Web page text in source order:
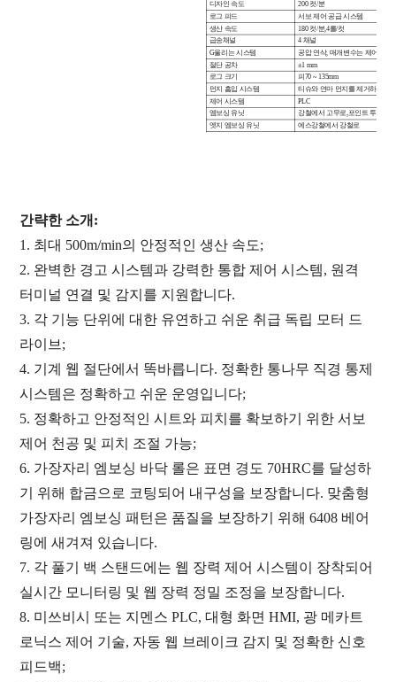
디자인 속도
200 컷/분
로그 피드 서보 제어 공급 시스템
생산 속도 180 컷/분,4롤/컷
급송채널 4채널
G울리는 시스템 공압 연삭, 매개변수는 제어판에
절단 공차
±1 mm
로그 크기 피 70 ~ 135mm
먼지 흡입 시스템
티슈와 연마 먼지를 제거하십시
제어 시스템
PLC
엠보싱 유닛
강철에서 고무로,포인트 투 포인
엣지 엠보싱 유닛
에스강철에서 강철로
간략한 소개:
1. 최대 500m/min의 안정적인 생산 속도;
2. 완벽한 경고 시스템과 강력한 통합 제어 시스템, 원격
터미널 연결 및 감지를 지원합니다.
3. 각 기능 단위에 대한 유연하고 쉬운 취급 독립 모터 드
라이브 ;
4. 기계 웹 절단에서 똑바릅니다. 정확한 통나무 직경 통제
시스템은 정확하고 쉬운 운영입니다;
5. 정확하고 안정적인 시트와 피치를 확보하기 위한 서보
제어 천공 및 피치 조절 가능;
6. 가장자리 엠보싱 바닥 롤은 표면 경도 70HRC를 달성하
기 위해 합금으로 코팅되어 내구성을 보장합니다. 맞춤형
가장자리 엠보싱 패턴은 품질을 보장하기 위해 6408 베어
링에 새겨져 있습니다.
7. 각 풀기 백 스탠드에는 웹 장력 제어 시스템이 장착되어
실시간 모니터링 및 웹 장력 정밀 조정을 보장합니다.
8. 미쓰비시 또는 지멘스 PLC, 대형 화면 HMI, 광 메카트
로닉스 제어 기술, 자동 웹 브레이크 감지 및 정확한 신호
피드백;